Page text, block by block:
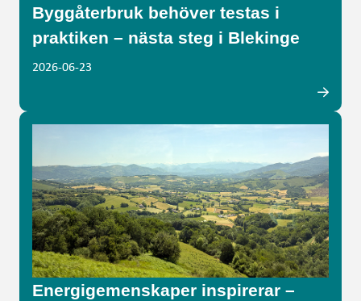
Byggåterbruk behöver testas i
praktiken – nästa steg i Blekinge
2026-06-23
Energigemenskaper inspirerar –